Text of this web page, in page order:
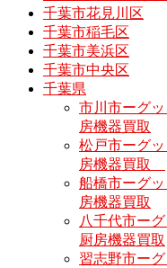
千葉市花見川区
千葉市稲毛区
千葉市美浜区
千葉市中央区
千葉県
市川市ーグ
房機器買取
松戸市ーグ
房機器買取
船橋市ーグ
房機器買取
八千代市ー
厨房機器買取
習志野市ー